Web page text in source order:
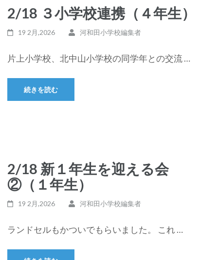
2/18 ３小学校連携（４年生）
19 2月,2026 河和田小学校編集者
片上小学校、北中山小学校の同学年との交流 …
続きを読む
2/18 新１年生を迎える会
②（１年生）
19 2月,2026 河和田小学校編集者
ランドセルもかついでもらいました。 これ …